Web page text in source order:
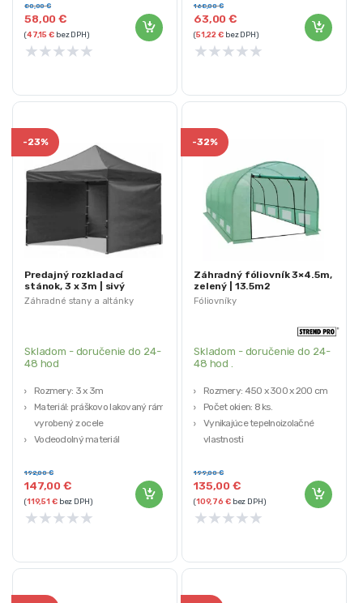
filtrom
58,00€
80,00€
(47,15€bez DPH)
★★★★★
Farba pokovovania: zelená
Hmotnosť: 10 kg
63,00€
168,00€
(51,22€bez DPH)
★★★★★
Záhradné stany a altánky
-23%
Predajný rozkladací
stánok, 3 x 3m | sivý
Skladom - doručenie do 24-
48 hod
Rozmery: 3 x 3m
Materiál: práškovo lakovaný rám,
vyrobený z ocele
Vodeodolný materiál
Farba: sivá
147,00€
192,00€
(119,51€bez DPH)
★★★★★
Fóliovníky
-32%
Záhradný fóliovník 3×4.5m,
zelený | 13.5m2
Skladom - doručenie do 24-
48 hod .
Rozmery: 450 x 300 x 200 cm
Počet okien: 8 ks.
Vynikajúce tepelnoizolačné
vlastnosti
135,00€
199,00€
(109,76 €bez DPH)
★★★★★